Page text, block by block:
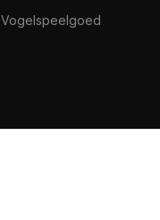
Vogelspeelgoed